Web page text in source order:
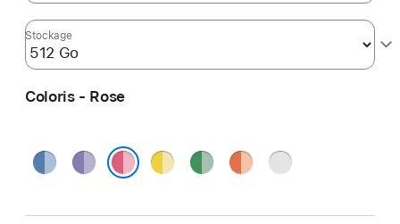
Stockage
Coloris - Rose
Bleu Violet JauneVert OrangeArgent